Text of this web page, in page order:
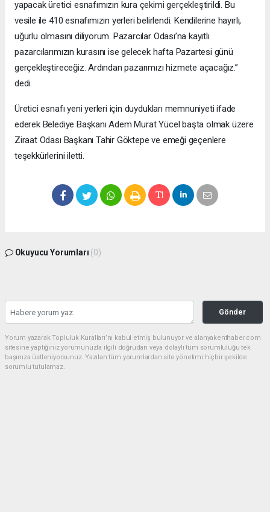
yapacak üretici esnafımızın kura çekimi gerçekleştirildi. Bu
vesile ile 410 esnafımızın yerleri belirlendi. Kendilerine hayırlı,
uğurlu olmasını diliyorum. Pazarcılar Odası’na kayıtlı
pazarcılarımızın kurasını ise gelecek hafta Pazartesi günü
gerçekleştireceğiz. Ardından pazarımızı hizmete açacağız.”
dedi.
Üretici esnafı yeni yerleri için duydukları memnuniyeti ifade
ederek Belediye Başkanı Adem Murat Yücel başta olmak üzere
Ziraat Odası Başkanı Tahir Göktepe ve emeği geçenlere
teşekkürlerini iletti.
Okuyucu Yorumları (0)
Gönder
Yorum yazarak Topluluk Kuralları’nı kabul etmiş bulunuyor ve alanyakenthaber.com
sitesine yaptığınız yorumunuzla ilgili doğrudan veya dolaylı tüm sorumluluğu tek
başınıza üstleniyorsunuz. Yazılan tüm yorumlardan site yönetimi hiçbir şekilde
sorumlu tutulamaz.